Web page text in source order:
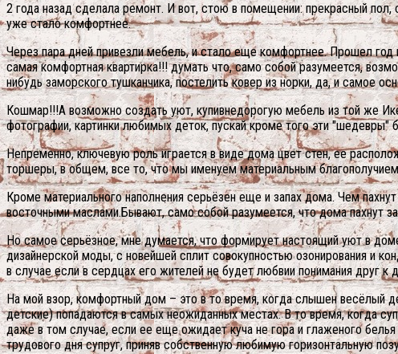
2 года назад сделала ремонт. И вот, стою в помещении: прекрасный
уже стало комфортнее.
Через пара дней привезли мебель, и стало еще комфортнее. Прошел год
самая комфортная квартирка!!! думать что, само собой разумеется,
нибудь заморского тушканчика, постелить ковер из норки, да, и самое
Кошмар!!!А возможно создать уют, купивнедорогую мебель из той же
фотографии, картинки любимых деток, пускай кроме того эти
Непременно, ключевую роль играется в виде дома цвет стен, ее
торшеры, в общем, все то, что мы именуем материальным
Кроме материального наполнения серьёзен еще и запах дома. Чем
восточными маслами.Бывают, само собой разумеется, что дома пахнут
Но самое серьёзное, мне думается, что формирует настоящий уют в
дизайнерской моды, с новейшей сплит совокупностью озонирования и
в случае если в сердцах его жителей не будет любвии понимания друг
На мой взор, комфортный дом – это в то время, когда слышен весёлый
детские) попадаются в самых неожиданных местах. В то время, когда
даже в том случае, если ее еще ожидает куча не гора и глаженого
трудового дня супруг, приняв собственную любимую горизонтальную